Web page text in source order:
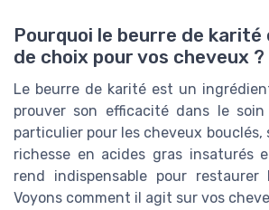
Pourquoi le beurre de karité
de choix pour vos cheveux ?
Le beurre de karité est un
prouver son efficacité dans le
particulier pour les cheveux bouclés,
richesse en acides gras insaturés
rend indispensable pour restaurer
Voyons comment il agit sur vos